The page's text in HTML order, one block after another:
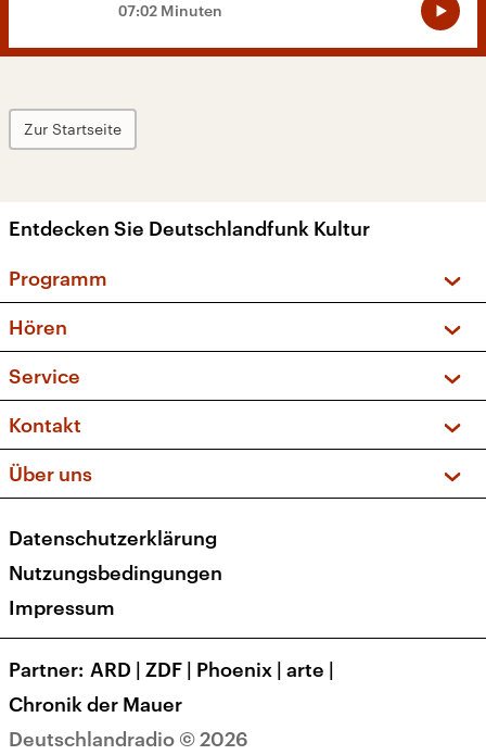
07:02 Minuten
Zur Startseite
Entdecken Sie Deutschlandfunk Kultur
Programm
Sendungen und Podcasts
Musikliste
Kakadu – Das Kinderprogramm
Hören
Frequenzen (UKW + DAB+)
Service
FAQ
Apps
Newsletter
Veranstaltungen
Kontakt
Social Media
Über uns
Presse
Karriere
Transparenz
Deutschlandradio © 2026
Datenschutzerklärung
Nutzungsbedingungen
Impressum
Partner ARD | ZDF | Phoenix | arte |
Chronik der Mauer